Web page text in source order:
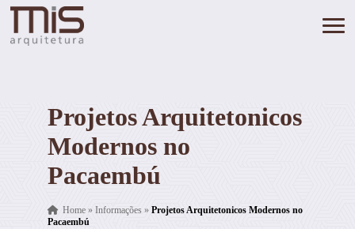
Projetos Arquitetonicos
Modernos no
Pacaembú
Home» Informações » Projetos Arquitetonicos Modernos no
Pacaembú